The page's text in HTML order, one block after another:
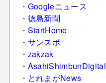
・ Googleニュース
・ 徳島新聞
・ StartHome
・ サンスポ
・ zakzak
・ AsahiShimbunDigital
・ とれまがNews